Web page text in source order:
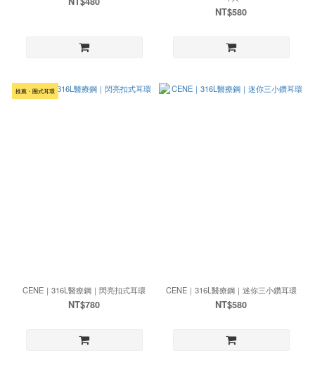
NT$580
推薦・圈式耳環
CENE｜316L醫療鋼｜閃亮扣式耳環
NT$780
CENE｜316L醫療鋼｜迷你三小鑽耳環
NT$580